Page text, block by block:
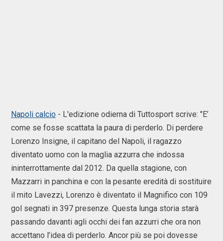
Napoli calcio - L'edizione odierna di Tuttosport scrive: "E’
come se fosse scattata la paura di perderlo. Di perdere
Lorenzo Insigne, il capitano del Napoli, il ragazzo
diventato uomo con la maglia azzurra che indossa
ininterrottamente dal 2012. Da quella stagione, con
Mazzarri in panchina e con la pesante eredità di sostituire
il mito Lavezzi, Lorenzo è diventato il Magnifico con 109
gol segnati in 397 presenze. Questa lunga storia starà
passando davanti agli occhi dei fan azzurri che ora non
accettano l’idea di perderlo. Ancor più se poi dovesse